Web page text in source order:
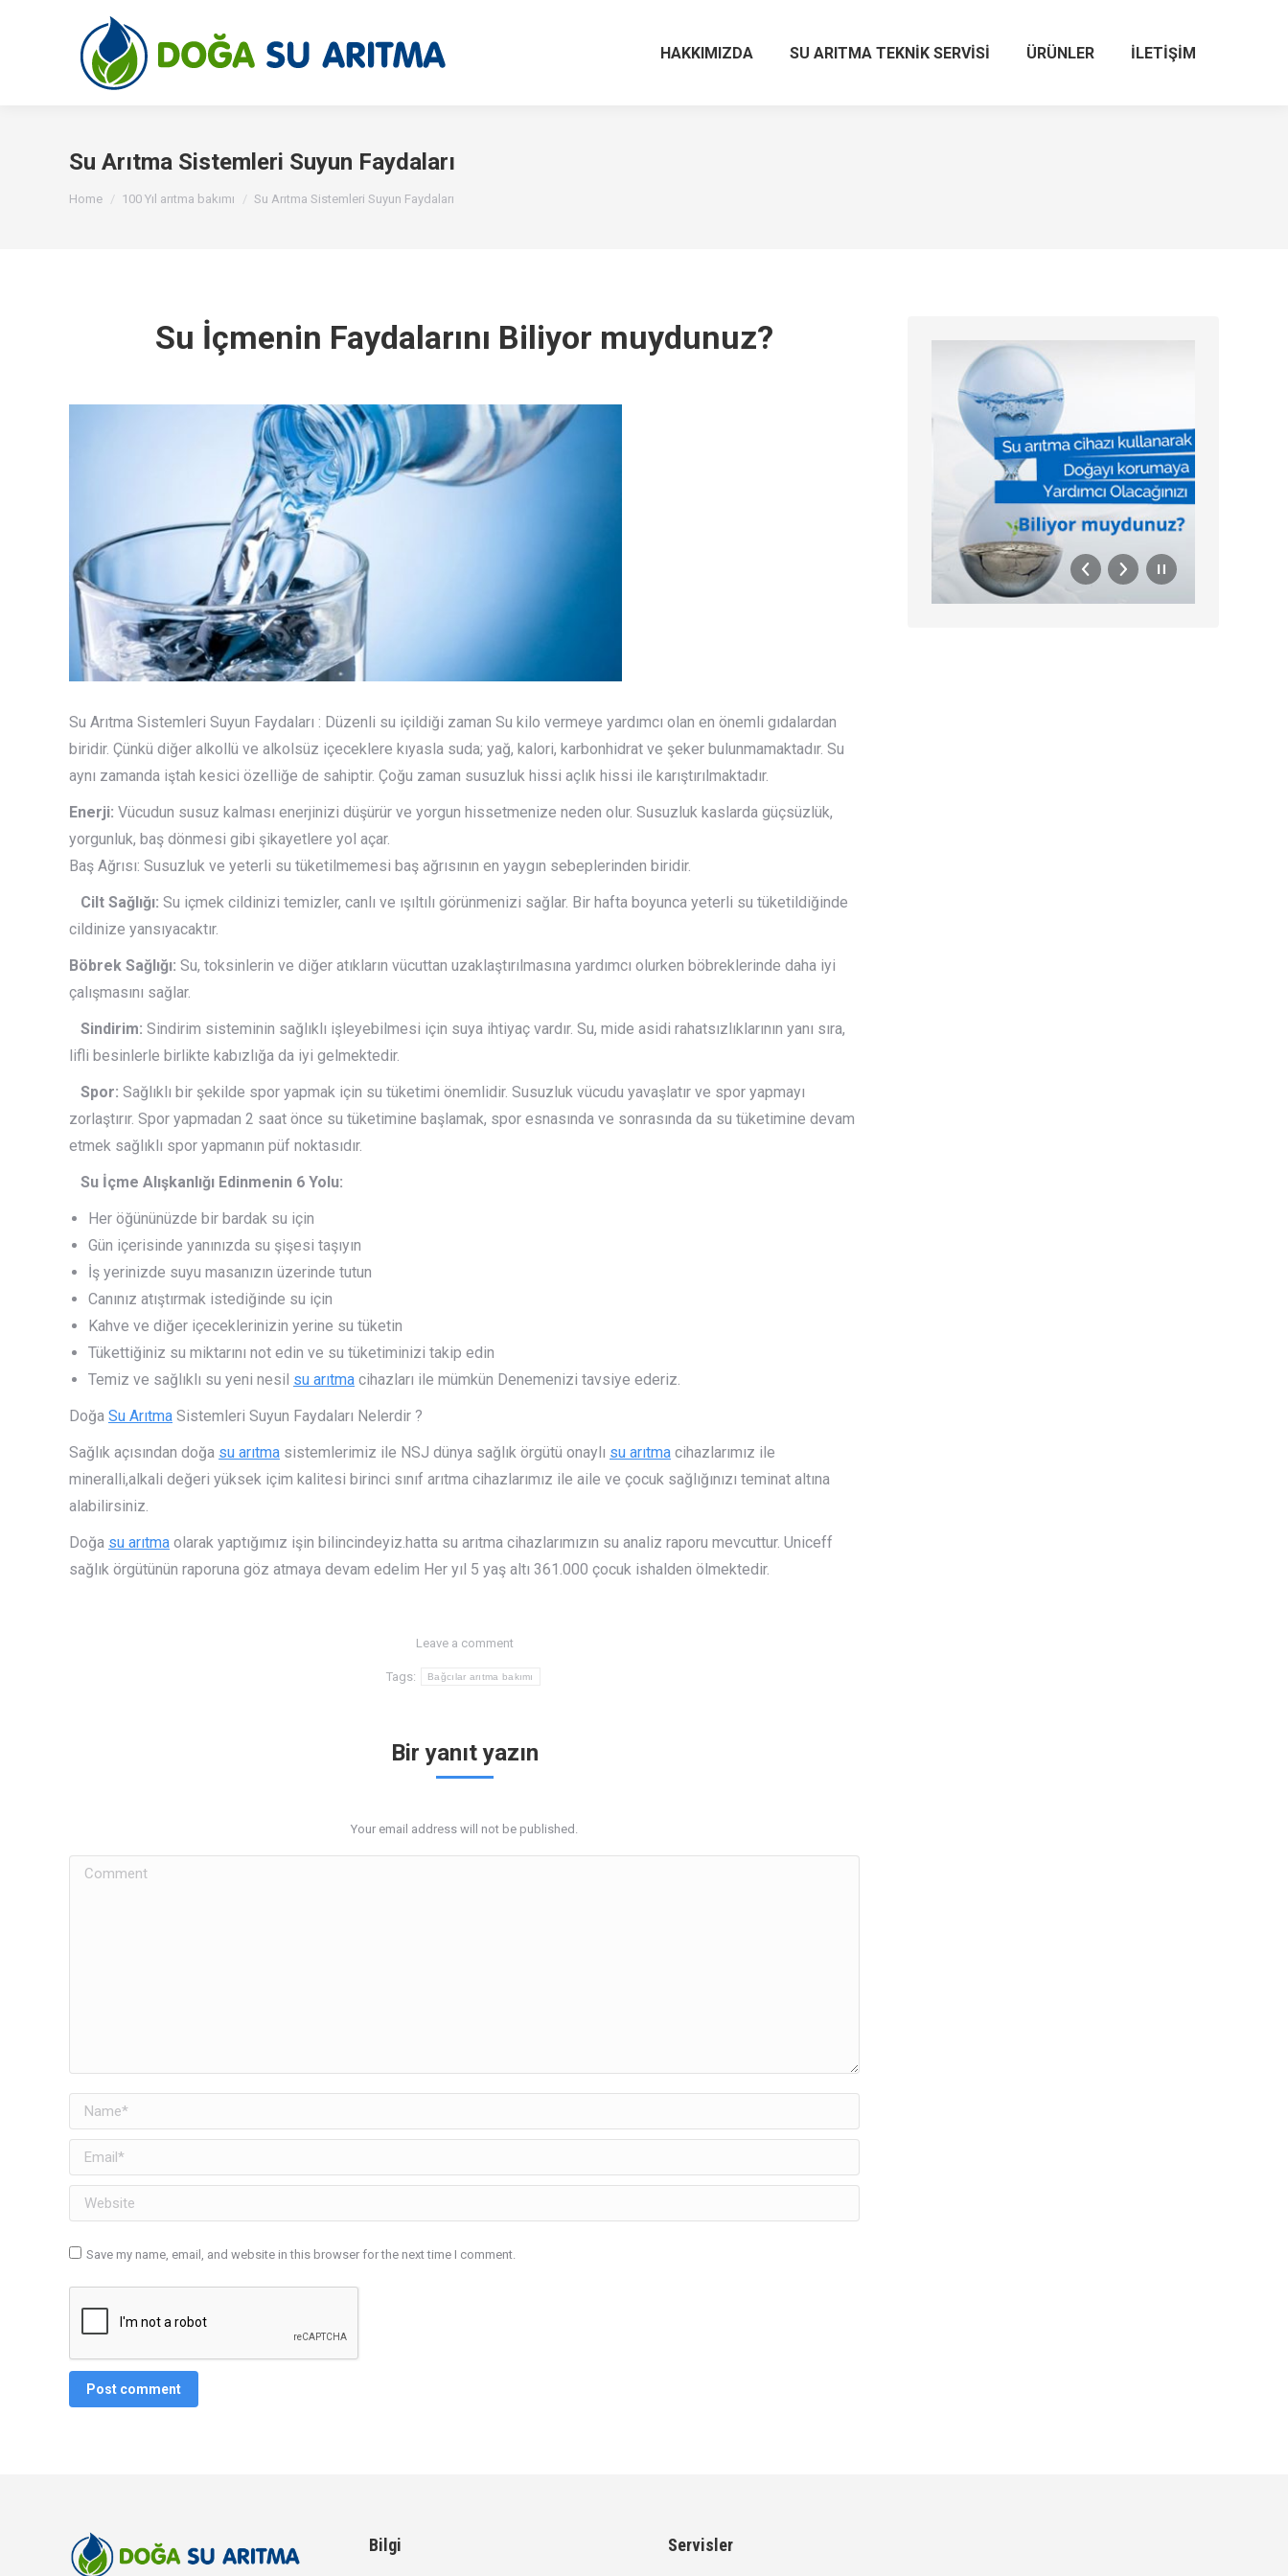
HAKKIMIZDA SU ARITMA TEKNIK SERVISI ÜRÜNLER İLETIŞIM
Su Arıtma Sistemleri Suyun Faydaları
You are here:
Home 100 Yıl arıtma bakımı Su Arıtma Sistemleri Suyun Faydaları
Su İçmenin Faydalarını Biliyor muydunuz?
Su Arıtma Sistemleri Suyun Faydaları : Düzenli su içildiği zaman Su kilo vermeye yardımcı olan en önemli gıdalardan
biridir. Çünkü diğer alkollü ve alkolsüz içeceklere kıyasla suda; yağ, kalori, karbonhidrat ve şeker bulunmamaktadır. Su
aynı zamanda iştah kesici özelliğe de sahiptir. Çoğu zaman susuzluk hissi açlık hissi ile karıştırılmaktadır.
Enerji: Vücudun susuz kalması enerjinizi düşürür ve yorgun hissetmenize neden olur. Susuzluk kaslarda güçsüzlük,
yorgunluk, baş dönmesi gibi şikayetlere yol açar.
Baş Ağrısı: Susuzluk ve yeterli su tüketilmemesi baş ağrısının en yaygın sebeplerinden biridir.
Cilt Sağlığı: Su içmek cildinizi temizler, canlı ve ışıltılı görünmenizi sağlar. Bir hafta boyunca yeterli su tüketildiğinde
cildinize yansıyacaktır.
Böbrek Sağlığı: Su, toksinlerin ve diğer atıkların vücuttan uzaklaştırılmasına yardımcı olurken böbreklerinde daha iyi
çalışmasını sağlar.
Sindirim: Sindirim sisteminin sağlıklı işleyebilmesi için suya ihtiyaç vardır. Su, mide asidi rahatsızlıklarının yanı sıra,
lifli besinlerle birlikte kabızlığa da iyi gelmektedir.
Spor: Sağlıklı bir şekilde spor yapmak için su tüketimi önemlidir. Susuzluk vücudu yavaşlatır ve spor yapmayı
zorlaştırır. Spor yapmadan 2 saat önce su tüketimine başlamak, spor esnasında ve sonrasında da su tüketimine devam
etmek sağlıklı spor yapmanın püf noktasıdır.
Su İçme Alışkanlığı Edinmenin 6 Yolu:
Her öğününüzde bir bardak su için
Gün içerisinde yanınızda su şişesi taşıyın
İş yerinizde suyu masanızın üzerinde tutun
Canınız atıştırmak istediğinde su için
Kahve ve diğer içeceklerinizin yerine su tüketin
Tükettiğiniz su miktarını not edin ve su tüketiminizi takip edin
Temiz ve sağlıklı su yeni nesil su arıtma cihazları ile mümkün Denemenizi tavsiye ederiz.
Doğa Su Arıtma Sistemleri Suyun Faydaları Nelerdir ?
Sağlık açısından doğa su arıtma sistemlerimiz ile NSJ dünya sağlık örgütü onaylı su arıtma cihazlarımız ile
mineralli,alkali değeri yüksek içim kalitesi birinci sınıf arıtma cihazlarımız ile aile ve çocuk sağlığınızı teminat altına
alabilirsiniz.
Doğa su arıtma olarak yaptığımız işin bilincindeyiz.hatta su arıtma cihazlarımızın su analiz raporu mevcuttur. Uniceff
sağlık örgütünün raporuna göz atmaya devam edelim Her yıl 5 yaş altı 361.000 çocuk ishalden ölmektedir.
Leave a comment
Tags: Bağcılar arıtma bakımı
Bir yanıt yazın
Your email address will not be published.
Comment
Name *
Email *
Website
Save my name, email, and website in this browser for the next time I comment.
Post comment
Bilgi Servisler